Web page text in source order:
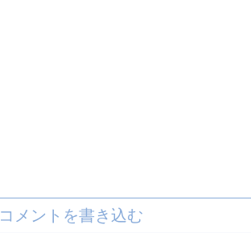
コメントを書き込む